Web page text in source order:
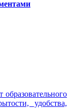
удобства,